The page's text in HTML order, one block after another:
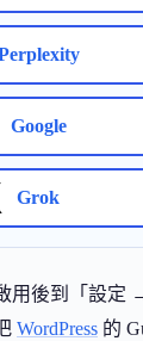
Google
Grok
用後到「設定
WordPress 的